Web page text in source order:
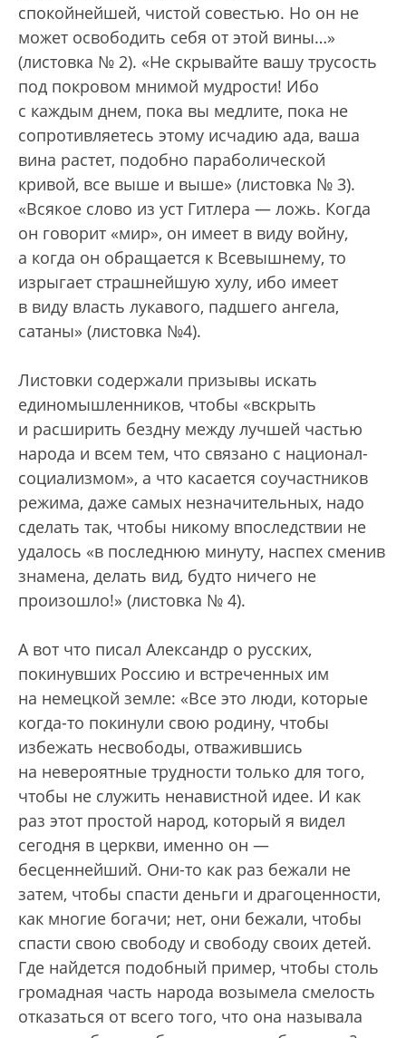
спокойнейшей, чистой совестью. Но он не
может освободить себя от этой вины…»
(листовка № 2). «Не скрывайте вашу трусость
под покровом мнимой мудрости! Ибо
с каждым днем, пока вы медлите, пока не
сопротивляетесь этому исчадию ада, ваша
вина растет, подобно параболической
кривой, все выше и выше» (листовка № 3).
«Всякое слово из уст Гитлера — ложь. Когда
он говорит «мир», он имеет в виду войну,
а когда он обращается к Всевышнему, то
изрыгает страшнейшую хулу, ибо имеет
в виду власть лукавого, падшего ангела,
сатаны» (листовка №4).
Листовки содержали призывы искать
единомышленников, чтобы «вскрыть
и расширить бездну между лучшей частью
народа и всем тем, что связано с национал-
социализмом», а что касается соучастников
режима, даже самых незначительных, надо
сделать так, чтобы никому впоследствии не
удалось «в последнюю минуту, наспех сменив
знамена, делать вид, будто ничего не
произошло!» (листовка № 4).
А вот что писал Александр о русских,
покинувших Россию и встреченных им
на немецкой земле: «Все это люди, которые
когда-то покинули свою родину, чтобы
избежать несвободы, отважившись
на невероятные трудности только для того,
чтобы не служить ненавистной идее. И как
раз этот простой народ, который я видел
сегодня в церкви, именно он —
бесценнейший. Они-то как раз бежали не
затем, чтобы спасти деньги и драгоценности,
как многие богачи; нет, они бежали, чтобы
спасти свою свободу и свободу своих детей.
Где найдется подобный пример, чтобы столь
громадная часть народа возымела смелость
отказаться от всего того, что она называла